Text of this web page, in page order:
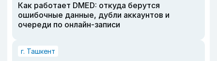
Как работает DMED: откуда берутся
ошибочные данные, дубли аккаунтов и
очереди по онлайн-записи
г. Ташкент